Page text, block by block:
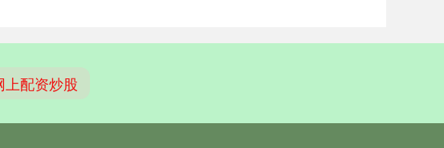
上配资炒股